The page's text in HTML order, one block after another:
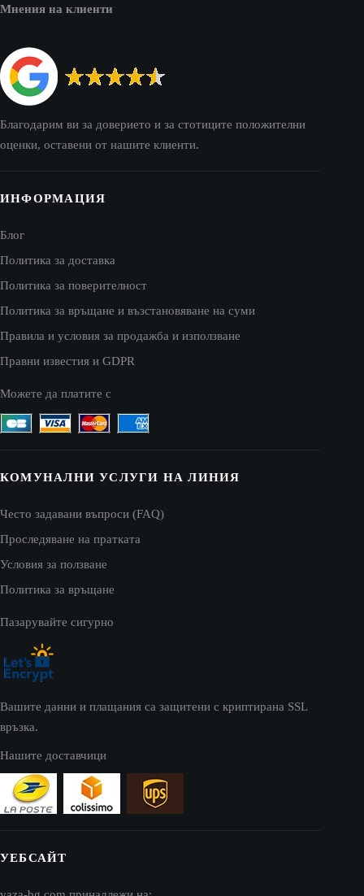
Мнения на клиенти
Благодарим ви за доверието и за стотиците положителни
оценки, оставени от нашите клиенти.
ИНФОРМАЦИЯ
Блог
Политика за доставка
Политика за поверителност
Политика за връщане и възстановяване на суми
Правила и условия за продажба и използване
Правни известия и GDPR
Можете да платите с
КОМУНАЛНИ УСЛУГИ НА ЛИНИЯ
Често задавани въпроси (FAQ)
Проследяване на пратката
Условия за ползване
Политика за връщане
Пазарувайте сигурно
Вашите данни и плащания са защитени с криптирана SSL
връзка.
Нашите доставчици
УЕБСАЙТ